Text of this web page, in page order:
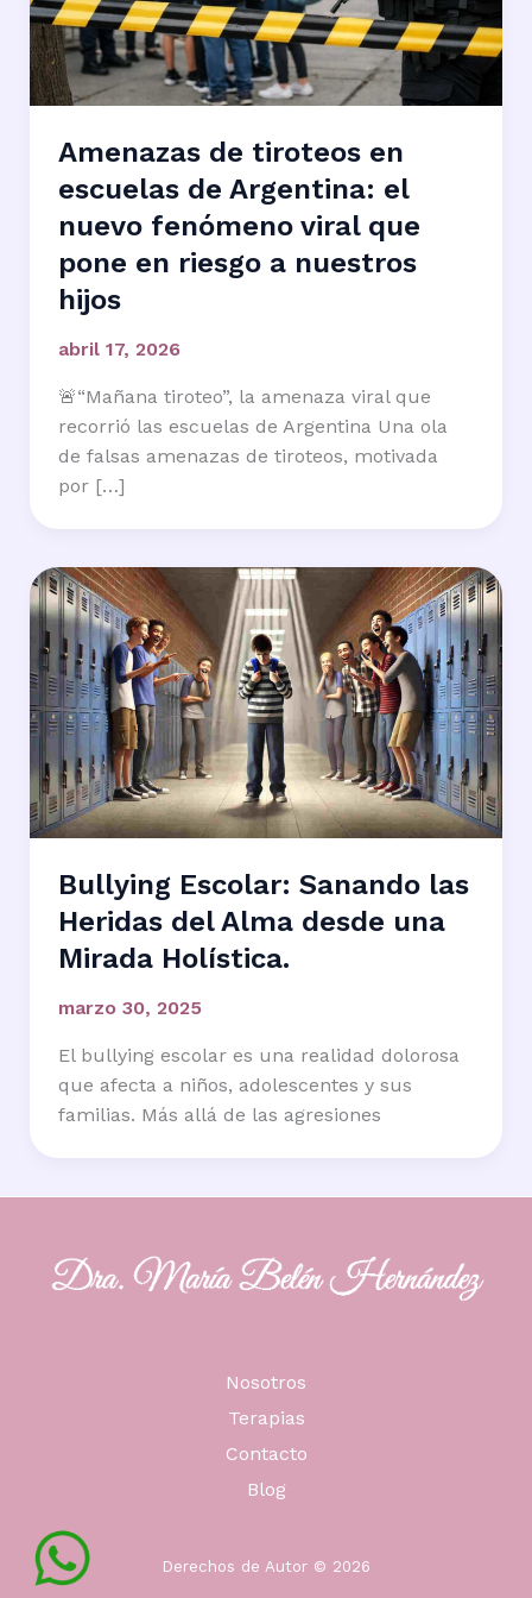
Amenazas de tiroteos en
escuelas de Argentina: el
nuevo fenómeno viral que
pone en riesgo a nuestros
hijos
abril 17, 2026
🚨“Mañana tiroteo”, la amenaza viral que
recorrió las escuelas de Argentina Una ola
de falsas amenazas de tiroteos, motivada
por […]
Bullying Escolar: Sanando las
Heridas del Alma desde una
Mirada Holística.
marzo 30, 2025
El bullying escolar es una realidad dolorosa
que afecta a niños, adolescentes y sus
familias. Más allá de las agresiones
Nosotros
Terapias
Contacto
Blog
Derechos de Autor © 2026